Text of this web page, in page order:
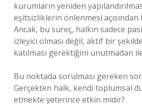
kurumların yeniden
eşitsizliklerin önlenmesi açısından
Ancak, bu süreç, halkın sadece
izleyici olması değil, aktif bir
katılması gerektiğini unutmadan
Bu noktada sorulması gereken
Gerçekten halk, kendi toplumsal
etmekte yeterince etkin midir?